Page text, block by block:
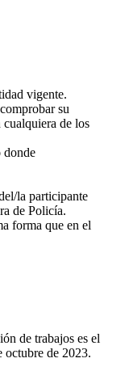
vigente.
su
cualquiera de los
donde
la participante
de Policía.
forma que en el
de trabajos es el
octubre de 2023.